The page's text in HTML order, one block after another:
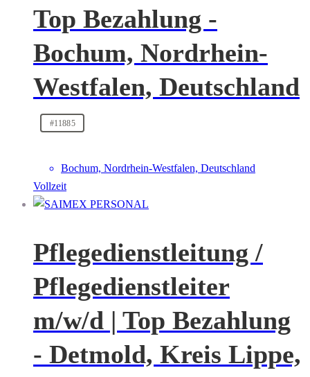
Top Bezahlung -
Bochum, Nordrhein-
Westfalen, Deutschland
#11885
Bochum, Nordrhein-Westfalen, Deutschland
Vollzeit
Pflegedienstleitung /
Pflegedienstleiter
m/w/d | Top Bezahlung
- Detmold, Kreis Lippe,